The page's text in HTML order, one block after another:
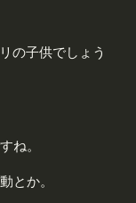
の子供でしょう
ね。
とか。